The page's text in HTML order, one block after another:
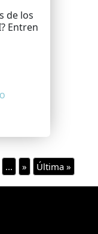
de los
Entren
... » Última »